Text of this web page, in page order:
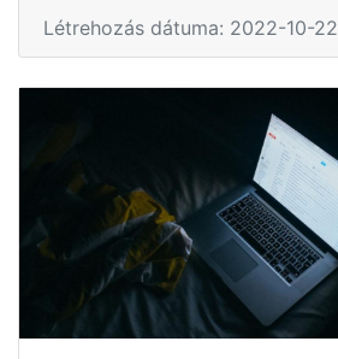
Létrehozás dátuma: 2022-10-22